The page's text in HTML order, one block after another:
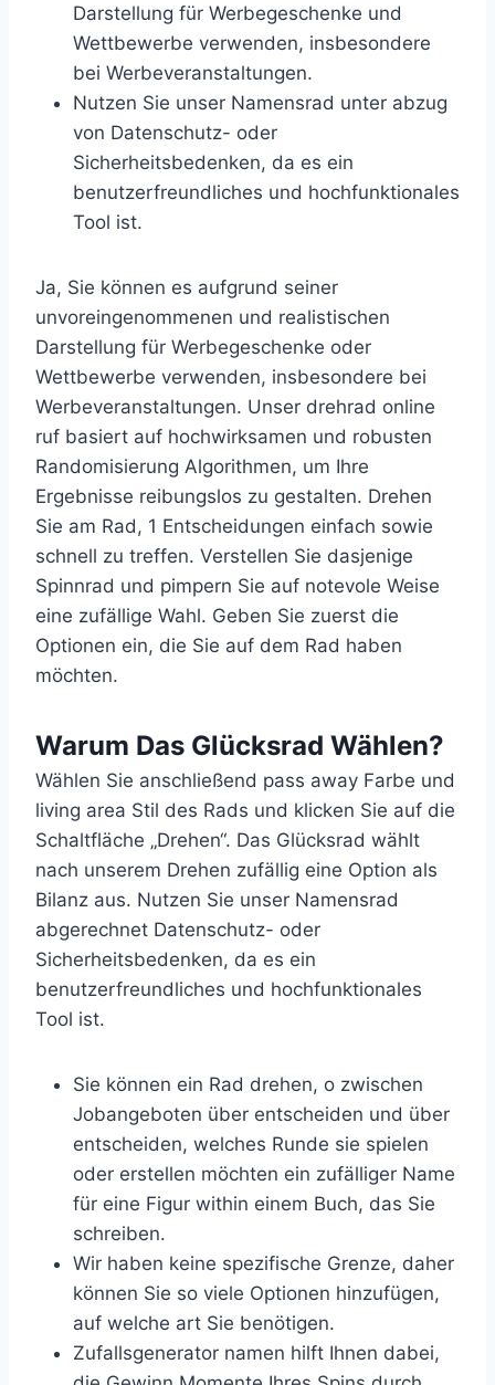
Darstellung für Werbegeschenke und
Wettbewerbe verwenden, insbesondere
bei Werbeveranstaltungen.
Nutzen Sie unser Namensrad unter abzug
von Datenschutz- oder
Sicherheitsbedenken, da es ein
benutzerfreundliches und hochfunktionales
Tool ist.
Ja, Sie können es aufgrund seiner
unvoreingenommenen und realistischen
Darstellung für Werbegeschenke oder
Wettbewerbe verwenden, insbesondere bei
Werbeveranstaltungen. Unser drehrad online
ruf basiert auf hochwirksamen und robusten
Randomisierung Algorithmen, um Ihre
Ergebnisse reibungslos zu gestalten. Drehen
Sie am Rad, 1 Entscheidungen einfach sowie
schnell zu treffen. Verstellen Sie dasjenige
Spinnrad und pimpern Sie auf notevole Weise
eine zufällige Wahl. Geben Sie zuerst die
Optionen ein, die Sie auf dem Rad haben
möchten.
Warum Das Glücksrad Wählen?
Wählen Sie anschließend pass away Farbe und
living area Stil des Rads und klicken Sie auf die
Schaltfläche „Drehen“. Das Glücksrad wählt
nach unserem Drehen zufällig eine Option als
Bilanz aus. Nutzen Sie unser Namensrad
abgerechnet Datenschutz- oder
Sicherheitsbedenken, da es ein
benutzerfreundliches und hochfunktionales
Tool ist.
Sie können ein Rad drehen, o zwischen
Jobangeboten über entscheiden und über
entscheiden, welches Runde sie spielen
oder erstellen möchten ein zufälliger Name
für eine Figur within einem Buch, das Sie
schreiben.
Wir haben keine spezifische Grenze, daher
können Sie so viele Optionen hinzufügen,
auf welche art Sie benötigen.
Zufallsgenerator namen hilft Ihnen dabei,